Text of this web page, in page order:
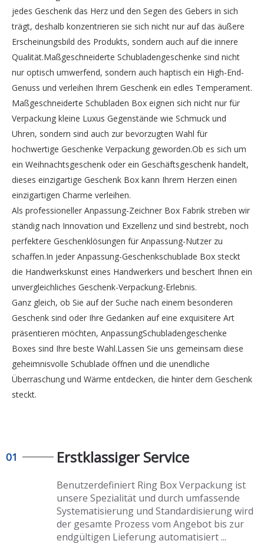
jedes Geschenk das Herz und den Segen des Gebers in sich
trägt, deshalb konzentrieren sie sich nicht nur auf das äußere
Erscheinungsbild des Produkts, sondern auch auf die innere
Qualität.Maßgeschneiderte Schubladengeschenke sind nicht
nur optisch umwerfend, sondern auch haptisch ein High-End-
Genuss und verleihen Ihrem Geschenk ein edles Temperament.
Maßgeschneiderte Schubladen Box eignen sich nicht nur für
Verpackung kleine Luxus Gegenstände wie Schmuck und
Uhren, sondern sind auch zur bevorzugten Wahl für
hochwertige Geschenke Verpackung geworden.Ob es sich um
ein Weihnachtsgeschenk oder ein Geschäftsgeschenk handelt,
dieses einzigartige Geschenk Box kann Ihrem Herzen einen
einzigartigen Charme verleihen.
Als professioneller Anpassung-Zeichner Box Fabrik streben wir
ständig nach Innovation und Exzellenz und sind bestrebt, noch
perfektere Geschenklösungen für Anpassung-Nutzer zu
schaffen.In jeder Anpassung-Geschenkschublade Box steckt
die Handwerkskunst eines Handwerkers und beschert Ihnen ein
unvergleichliches Geschenk-Verpackung-Erlebnis.
Ganz gleich, ob Sie auf der Suche nach einem besonderen
Geschenk sind oder Ihre Gedanken auf eine exquisitere Art
präsentieren möchten, AnpassungSchubladengeschenke
Boxes sind Ihre beste Wahl.Lassen Sie uns gemeinsam diese
geheimnisvolle Schublade öffnen und die unendliche
Überraschung und Wärme entdecken, die hinter dem Geschenk
steckt.
01 Erstklassiger Service
Benutzerdefiniert Ring Box Verpackungist
unsere Spezialität und durch umfassende
Systematisierung und Standardisierung wird
der gesamte Prozess vom Angebot bis zur
endgültigen Lieferung automatisiert ...